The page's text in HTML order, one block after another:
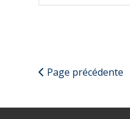
Page précédente